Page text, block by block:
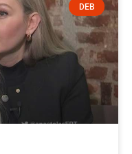
DEB